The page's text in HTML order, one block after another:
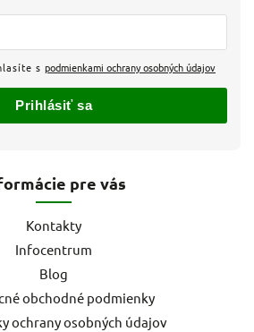
pre vás
Kontakty
Infocentrum
Blog
obchodné podmienky
ochrany osobných údajov
s podmienkami ochrany osobných údajov
Prihlásiť sa